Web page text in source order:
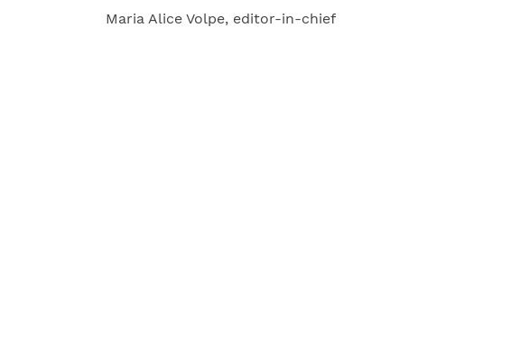
Maria Alice Volpe, editor-in-chief